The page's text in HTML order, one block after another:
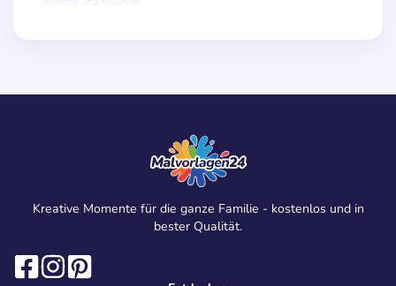
Kreative Momente für die ganze Familie - kostenlos und in
bester Qualität.